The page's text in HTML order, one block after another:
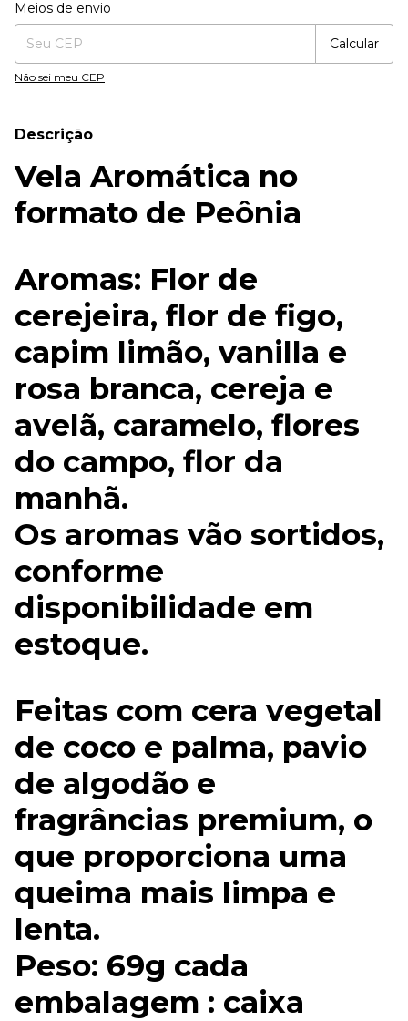
Meios de envio
Calcular
Não sei meu CEP
Descrição
Vela Aromática no
formato de Peônia
Aromas: Flor de
cerejeira, flor de figo,
capim limão, vanilla e
rosa branca, cereja e
avelã, caramelo, flores
do campo, flor da
manhã.
Os aromas vão sortidos,
conforme
disponibilidade em
estoque.
Feitas com cera vegetal
de coco e palma, pavio
de algodão e
fragrâncias premium, o
que proporciona uma
queima mais limpa e
lenta.
Peso: 69g cada
embalagem : caixa